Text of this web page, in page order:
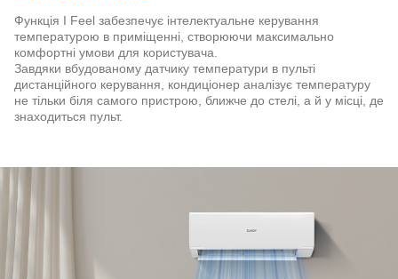
Функція I Feel забезпечує інтелектуальне керування
температурою в приміщенні, створюючи максимально
комфортні умови для користувача.
Завдяки вбудованому датчику температури в пульті
дистанційного керування, кондиціонер аналізує температуру
не тільки біля самого пристрою, ближче до стелі, а й у місці, де
знаходиться пульт.